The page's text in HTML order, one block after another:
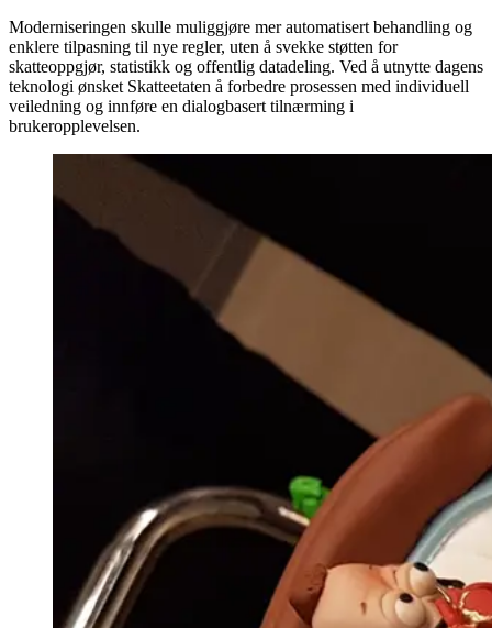
Moderniseringen skulle muliggjøre mer automatisert behandling og
enklere tilpasning til nye regler, uten å svekke støtten for
skatteoppgjør, statistikk og offentlig datadeling. Ved å utnytte dagens
teknologi ønsket Skatteetaten å forbedre prosessen med individuell
veiledning og innføre en dialogbasert tilnærming i
brukeropplevelsen.